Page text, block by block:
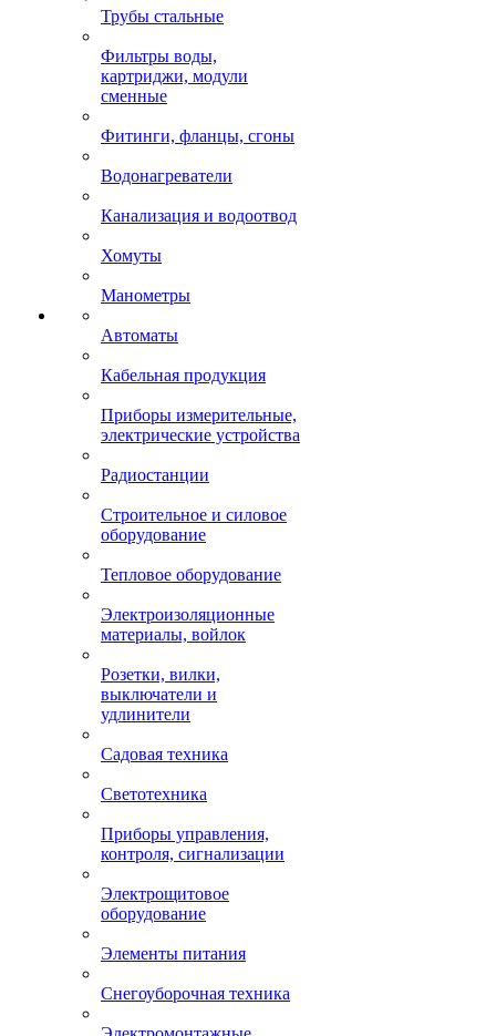
Трубы стальные
Фильтры воды,
картриджи, модули
сменные
Фитинги, фланцы, сгоны
Водонагреватели
Канализация и водоотвод
Хомуты
Манометры
Автоматы
Кабельная продукция
Приборы измерительные,
электрические устройства
Радиостанции
Строительное и силовое
оборудование
Тепловое оборудование
Электроизоляционные
материалы, войлок
Розетки, вилки,
выключатели и
удлинители
Садовая техника
Светотехника
Приборы управления,
контроля, сигнализации
Электрощитовое
оборудование
Элементы питания
Снегоуборочная техника